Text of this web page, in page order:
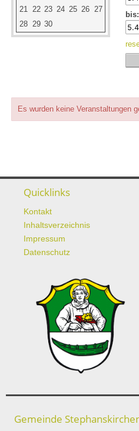
21 22 23 24 25 26 27
28 29 30
bis:
Es wurden keine Veranstaltungen
Quicklinks
Kontakt
Inhaltsverzeichnis
Impressum
Datenschutz
Gemeinde